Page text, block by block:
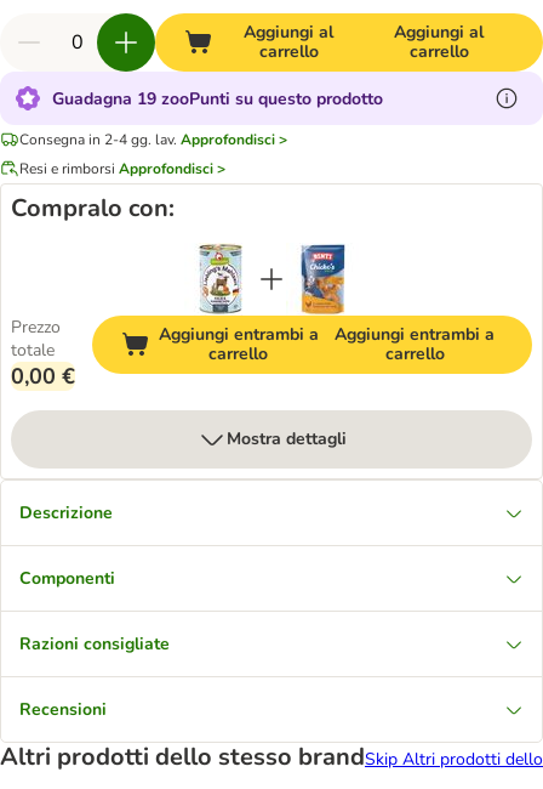
Aggiungi al
carrello
Aggiungi al
carrello
Guadagna 19 zooPunti su questo prodotto
Consegna in 2-4 gg. lav. Approfondisci >
Resi e rimborsi Approfondisci >
Compralo con:
Prezzo
totale
0,00 €
Aggiungi entrambi a
carrello
Aggiungi entrambi a
carrello
Mostra dettagli
Descrizione
Componenti
Razioni consigliate
Recensioni
Altri prodotti dello stesso brandSkip Altri prodotti dello